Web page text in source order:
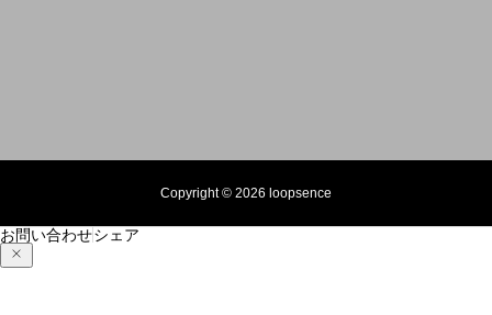
Copyright © 2026 loopsence
お問い合わせシェア